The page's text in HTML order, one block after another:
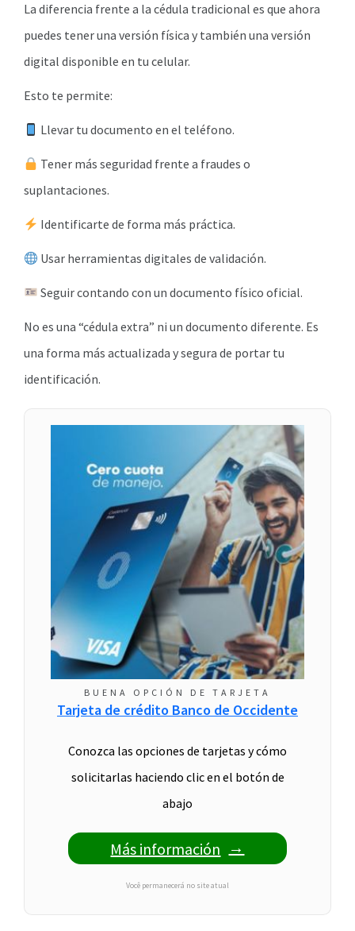
La diferencia frente a la cédula tradicional es que ahora
puedes tener una versión física y también una versión
digital disponible en tu celular.
Esto te permite:
Llevar tu documento en el teléfono.
Tener más seguridad frente a fraudes o
suplantaciones.
Identificarte de forma más práctica.
Usar herramientas digitales de validación.
Seguir contando con un documento físico oficial.
No es una “cédula extra” ni un documento diferente. Es
una forma más actualizada y segura de portar tu
identificación.
BUENA OPCIÓN DE TARJETA
Tarjeta de crédito Banco de Occidente
Conozca las opciones de tarjetas y cómo
solicitarlas haciendo clic en el botón de
abajo
Más información
Você permanecerá no site atual